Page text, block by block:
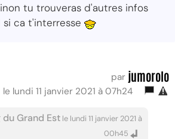
tu trouveras d'autres infos
ca t'interresse
par jumorolo
le lundi 11 janvier 2021 à 07h24
Grand Est le lundi 11 janvier 2021 à
00h45